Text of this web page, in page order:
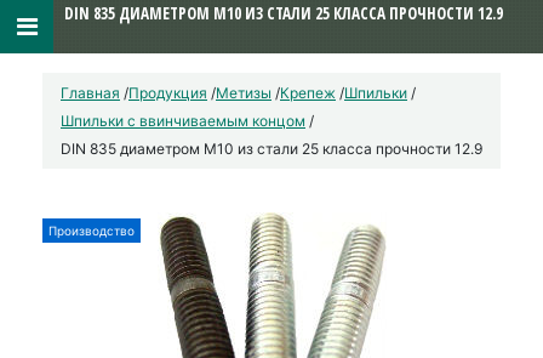
Главная /Продукция /Метизы /Крепеж /Шпильки /
Шпильки с ввинчиваемым концом /
DIN 835 диаметром М10 из стали 25 класса прочности 12.9
Производство
DIN 835 ДИАМЕТРОМ М10 ИЗ СТАЛИ 25 КЛАССА ПРОЧНОСТИ 12.9